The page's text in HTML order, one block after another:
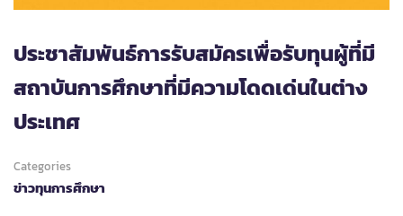
ประชาสัมพันธ์การรับสมัครเพื่อรับทุนผู้ที่มี
สถาบันการศึกษาที่มีความโดดเด่นในต่าง
ประเทศ
Categories
ข่าวทุนการศึกษา